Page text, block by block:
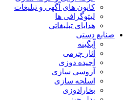
کانون های آگهی و تبلیغات
لیتوگرافی ها
هدایای تبلیغاتی
صنایع دستی
آبگینه
آثار چرمی
آجیده دوزی
آروسی سازی
اسلحه سازی
بخارادوزی